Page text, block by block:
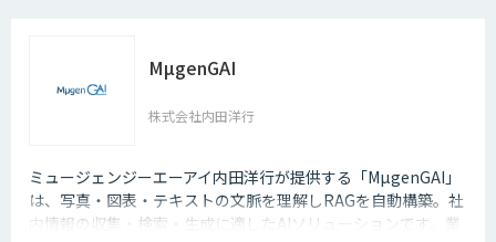
MµgenGAI
株式会社内田洋行
ミュージェンジーエーアイ内田洋行が提供する「MµgenGAI」
は、写真・図表・テキストの文脈を理解しRAGを自動構築。社
内情報の収集・検索・生成に適したAIソリューションです。業